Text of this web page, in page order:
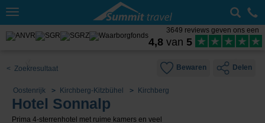
Toggle
3649 reviews geven ons een
4,8 van 5
< Zoekresultaat Bewaren Delen
Oostenrijk Kirchberg-Kitzbühel Kirchberg
Hotel Sonnalp
Prima 4-sterrenhotel met ruime kamers en veel